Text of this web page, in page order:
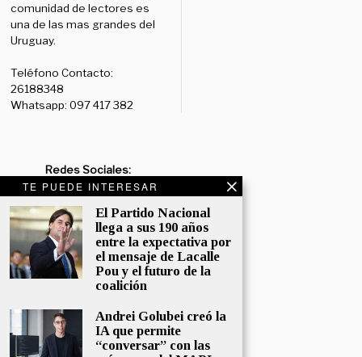
TE PUEDE INTERESAR
El Partido Nacional
llega a sus 190 años
entre la expectativa por
el mensaje de Lacalle
Pou y el futuro de la
coalición
Andrei Golubei creó la
IA que permite
“conversar” con las
comunidad de lectores es
una de las mas grandes del
Uruguay.
Teléfono Contacto:
26188348
Whatsapp: 097 417 382
Redes Sociales:
Diario:Facebook: /diariolaruy
@diariolar_uy
Departamento Comercial:
comercial@grupormultimedio.com
avisos@grupormultimedio.com
Administración: